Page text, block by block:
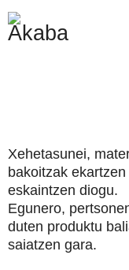
Xehetasunei,
bakoitzak
eskaintzen diogu.
Egunero,
duten produktu
saiatzen gara.